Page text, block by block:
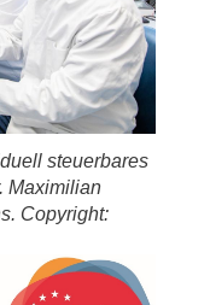
steuerbares
Maximilian
Copyright: